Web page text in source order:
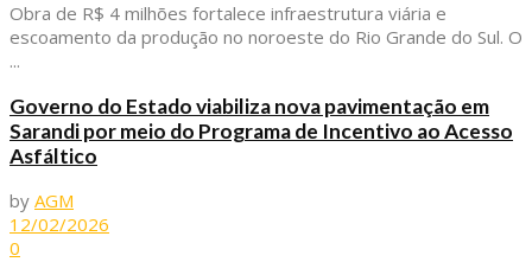
Obra de R$ 4 milhões fortalece infraestrutura viária e
escoamento da produção no noroeste do Rio Grande do Sul. O
...
Governo do Estado viabiliza nova pavimentação em
Sarandi por meio do Programa de Incentivo ao Acesso
Asfáltico
by AGM
12/02/2026
0